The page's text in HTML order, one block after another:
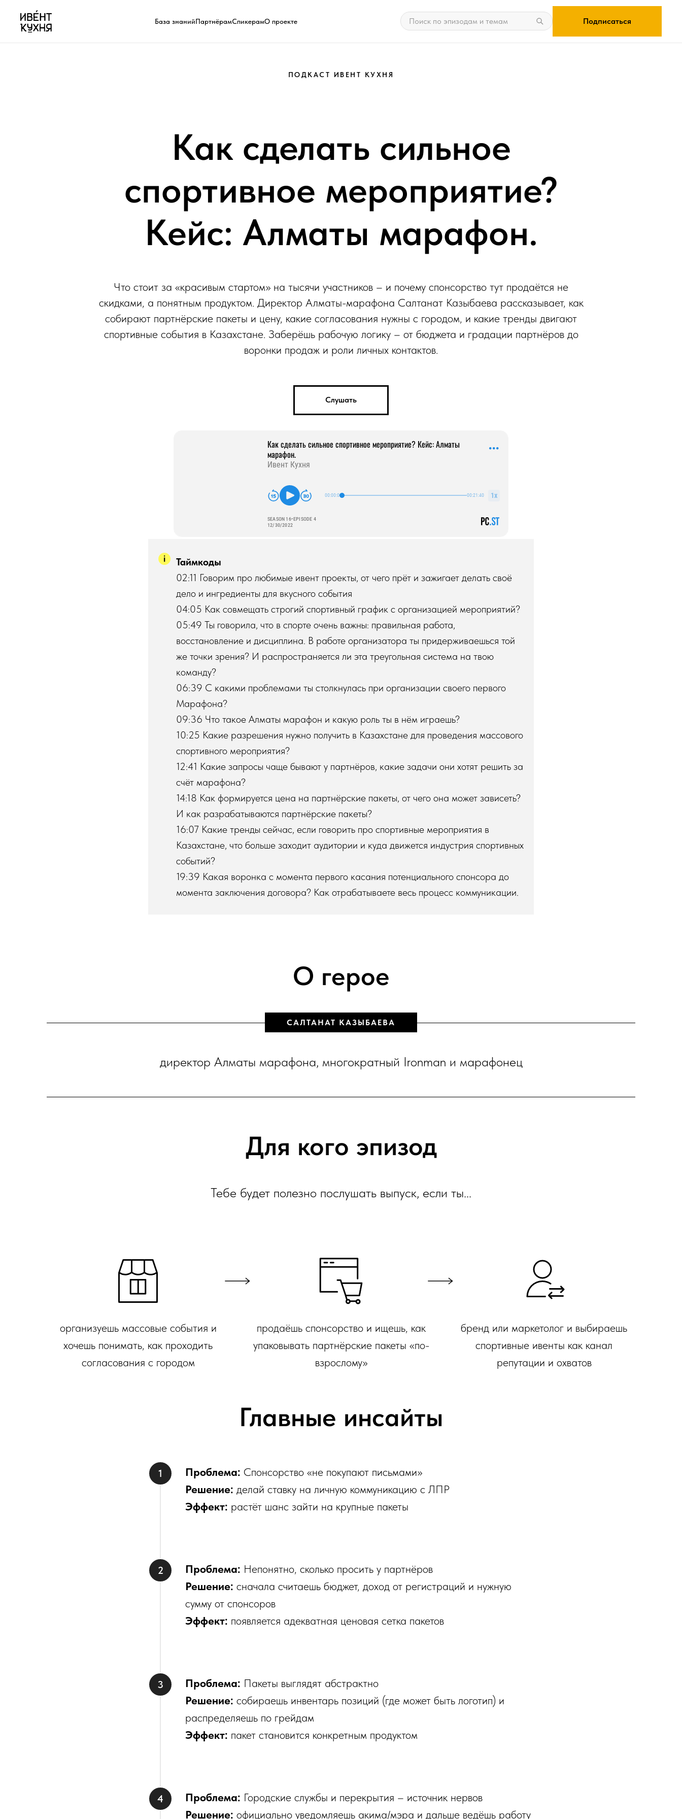
База знанийПартнёрамСпикерамО проекте Подписаться
ПОДКАСТ ИВЕНТ КУХНЯ
Как сделать сильное
спортивное мероприятие?
Кейс: Алматы марафон.
Что стоит за «красивым стартом» на тысячи участников – и почему спонсорство тут продаётся не
скидками, а понятным продуктом. Директор Алматы-марафона Салтанат Казыбаева рассказывает, как
собирают партнёрские пакеты и цену, какие согласования нужны с городом, и какие тренды двигают
спортивные события в Казахстане. Заберёшь рабочую логику – от бюджета и градации партнёров до
воронки продаж и роли личных контактов.
Слушать
Таймкоды
02:11 Говорим про любимые ивент проекты, от чего прёт и зажигает делать своё
дело и ингредиенты для вкусного события
04:05 Как совмещать строгий спортивный график с организацией мероприятий?
05:49 Ты говорила, что в спорте очень важны: правильная работа,
восстановление и дисциплина. В работе организатора ты придерживаешься той
же точки зрения? И распространяется ли эта треугольная система на твою
команду?
06:39 С какими проблемами ты столкнулась при организации своего первого
Марафона?
09:36 Что такое Алматы марафон и какую роль ты в нём играешь?
10:25 Какие разрешения нужно получить в Казахстане для проведения массового
спортивного мероприятия?
12:41 Какие запросы чаще бывают у партнёров, какие задачи они хотят решить за
счёт марафона?
14:18 Как формируется цена на партнёрские пакеты, от чего она может зависеть?
И как разрабатываются партнёрские пакеты?
16:07 Какие тренды сейчас, если говорить про спортивные мероприятия в
Казахстане, что больше заходит аудитории и куда движется индустрия спортивных
событий?
19:39 Какая воронка с момента первого касания потенциального спонсора до
момента заключения договора? Как отрабатываете весь процесс коммуникации.
О герое
САЛТАНАТ КАЗЫБАЕВА
директор Алматы марафона, многократный Ironman и марафонец
Для кого эпизод
Тебе будет полезно послушать выпуск, если ты...
организуешь массовые события и
хочешь понимать, как проходить
согласования с городом
продаёшь спонсорство и ищешь, как
упаковывать партнёрские пакеты «по-
взрослому»
бренд или маркетолог и выбираешь
спортивные ивенты как канал
репутации и охватов
Главные инсайты
Проблема: Спонсорство «не покупают письмами»
Решение: делай ставку на личную коммуникацию с ЛПР
Эффект: растёт шанс зайти на крупные пакеты
Проблема: Непонятно, сколько просить у партнёров
Решение: сначала считаешь бюджет, доход от регистраций и нужную
сумму от спонсоров
Эффект: появляется адекватная ценовая сетка пакетов
Проблема: Пакеты выглядят абстрактно
Решение: собираешь инвентарь позиций (где может быть логотип) и
распределяешь по грейдам
Эффект: пакет становится конкретным продуктом
Проблема: Городские службы и перекрытия – источник нервов
Решение: официально уведомляешь акима/мэра и дальше ведёшь работу